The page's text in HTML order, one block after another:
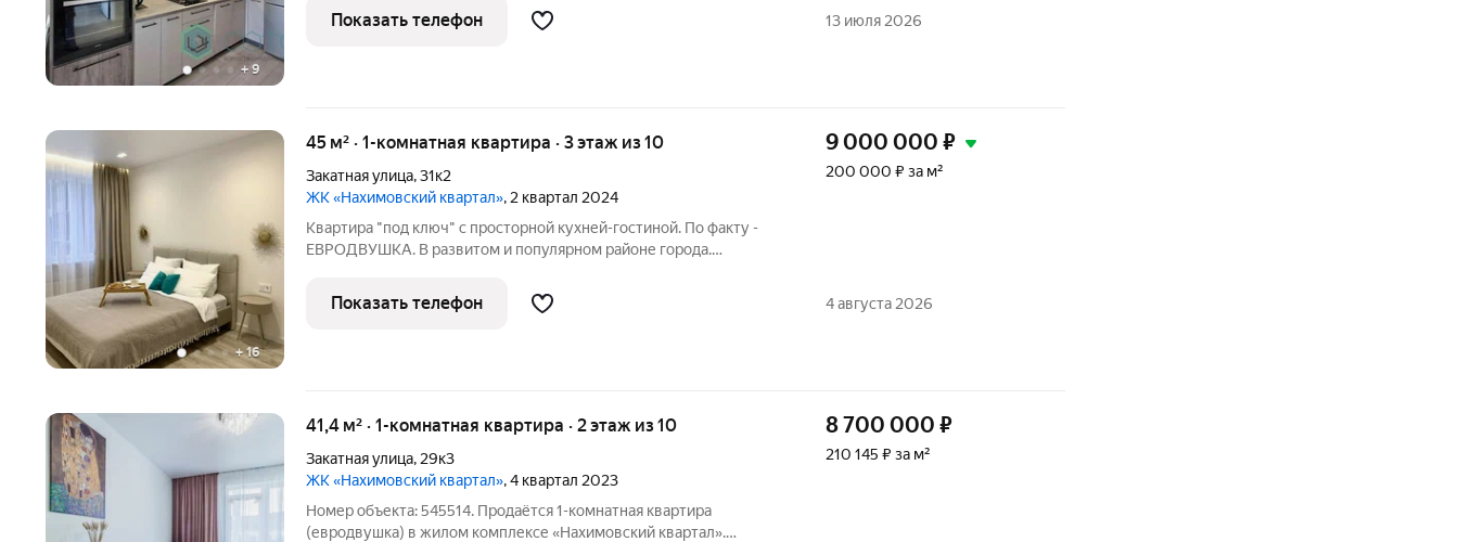
+ 9
Общая площадь квapтиры 44,9 кв.м., 41,5 без учета холодных
помещений.
Показать телефон 13 июля 2026
+16
45 м² · 1-комнатная квартира · 3 этаж из 10
Закатная улица,31к2
ЖК «Нахимовский квартал», 2 квартал 2024
Квартира "под ключ" с просторной кухней-гостиной. По факту -
ЕВРОДВУШКА. В развитом и популярном районе гopoда.
сдавалась. Квартира полностью меблирована и оснащена
качественной новой техникой и
9 000 000 ₽
200 000 ₽ за м²
Показать телефон 4 августа 2026
41,4 м² · 1-комнатная квартира · 2 этаж из 10
Закатная улица, 29к3
ЖК «Нахимовский квартал», 4 квартал 2023
Номер объекта: 545514. Продаётся 1-комнатная квaртиpа
(евродвушка) в жилом комплексе «Нахимовский квартал».
8 700 000 ₽
210 145 ₽ за м²